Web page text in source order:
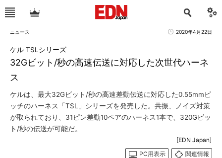
ニュース 2020年4月22日
32Gビット/秒の高速伝送に対応した次世代ハーネ
ス
ケル TSLシリーズ
ケルは、最大32Gビット/秒の高速差動伝送に対応した0.55mmピ
ッチのハーネス「TSL」シリーズを発売した。共振、ノイズ対策
が取られており、31ピン差動10ペアのハーネス1本で、320Gビッ
ト/秒の伝送が可能だ。
[EDN Japan]
PC用表示
関連情報